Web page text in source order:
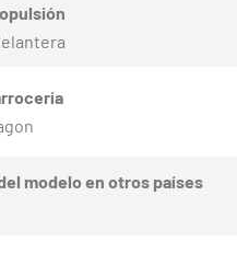
modelo en otros países